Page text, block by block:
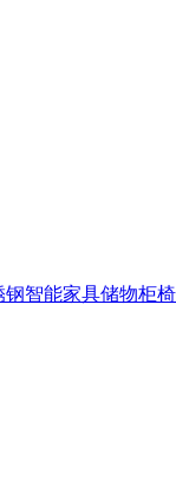
钢智能家具储物柜